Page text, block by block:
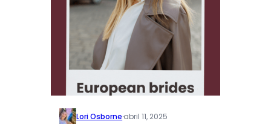
Lori Osborne·abril 11, 2025